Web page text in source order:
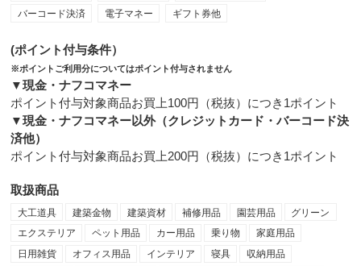
バーコード決済
電子マネー ギフト券他
(ポイント付与条件）
※ポイントご利用分についてはポイント付与されません
▼現金・ナフコマネー
ポイント付与対象商品お買上100円（税抜）につき1ポイント
▼現金・ナフコマネー以外（クレジットカード・バーコード決
済他）
ポイント付与対象商品お買上200円（税抜）につき1ポイント
取扱商品
大工道具 建築金物 建築資材 補修用品 園芸用品
グリーン
エクステリア
ペット用品 カー用品 乗り物
家庭用品
日用雑貨
オフィス用品 インテリア 寝具
収納用品